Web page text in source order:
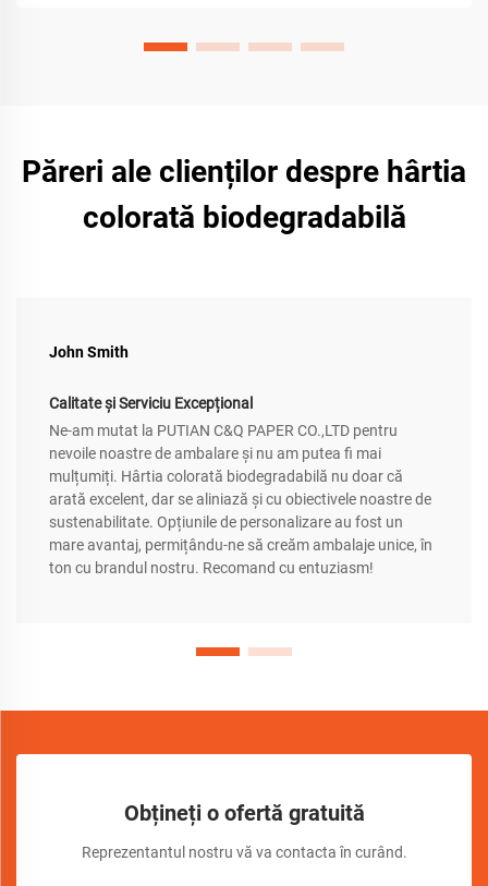
Păreri ale clienților despre hârtia
colorată biodegradabilă
John Smith
Calitate și Serviciu Excepțional
Ne-am mutat la PUTIAN C&Q PAPER CO.,LTD pentru
nevoile noastre de ambalare și nu am putea fi mai
mulțumiți. Hârtia colorată biodegradabilă nu doar că
arată excelent, dar se aliniază și cu obiectivele noastre de
sustenabilitate. Opțiunile de personalizare au fost un
mare avantaj, permițându-ne să creăm ambalaje unice, în
ton cu brandul nostru. Recomand cu entuziasm!
Obțineți o ofertă gratuită
Reprezentantul nostru vă va contacta în curând.